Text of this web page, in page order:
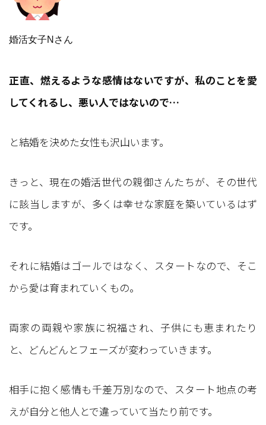
婚活女子Nさん
正直、燃えるような感情はないですが、私のことを愛
してくれるし、悪い人ではないので…
と結婚を決めた女性も沢山います。
きっと、現在の婚活世代の親御さんたちが、その世代
に該当しますが、多くは幸せな家庭を築いているはず
です。
それに結婚はゴールではなく、スタートなので、そこ
から愛は育まれていくもの。
両家の両親や家族に祝福され、子供にも恵まれたり
と、どんどんとフェーズが変わっていきます。
相手に抱く感情も千差万別なので、スタート地点の考
えが自分と他人とで違っていて当たり前です。